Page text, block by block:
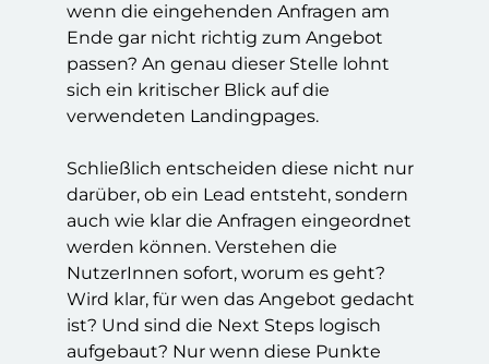
wenn die eingehenden Anfragen am
Ende gar nicht richtig zum Angebot
passen? An genau dieser Stelle lohnt
sich ein kritischer Blick auf die
verwendeten Landingpages.
Schließlich entscheiden diese nicht nur
darüber, ob ein Lead entsteht, sondern
auch wie klar die Anfragen eingeordnet
werden können. Verstehen die
NutzerInnen sofort, worum es geht?
Wird klar, für wen das Angebot gedacht
ist? Und sind die Next Steps logisch
aufgebaut? Nur wenn diese Punkte